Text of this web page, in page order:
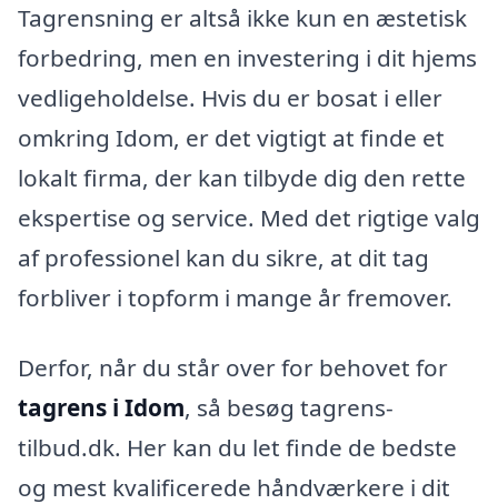
Tagrensning er altså ikke kun en æstetisk
forbedring, men en investering i dit hjems
vedligeholdelse. Hvis du er bosat i eller
omkring Idom, er det vigtigt at finde et
lokalt firma, der kan tilbyde dig den rette
ekspertise og service. Med det rigtige valg
af professionel kan du sikre, at dit tag
forbliver i topform i mange år fremover.
Derfor, når du står over for behovet for
tagrens i Idom, så besøg tagrens-
tilbud.dk. Her kan du let finde de bedste
og mest kvalificerede håndværkere i dit